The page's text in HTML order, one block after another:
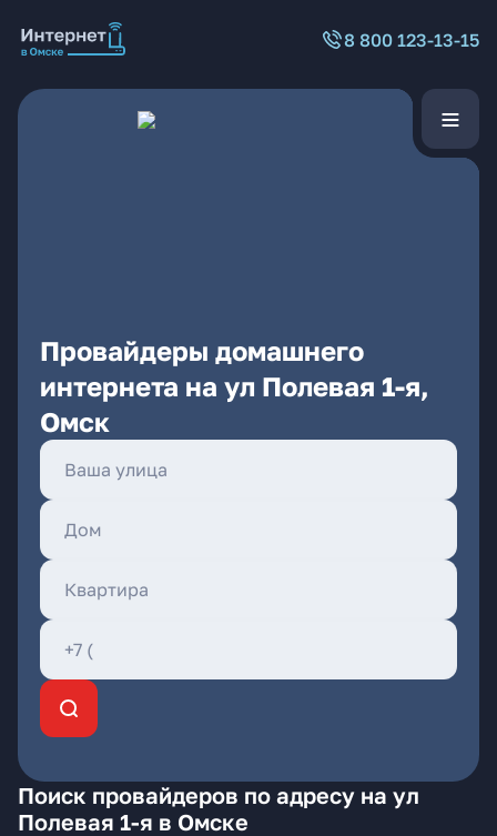
8 800 123-13-15
Провайдеры домашнего
интернета на ул Полевая 1-я,
Омск
Поиск провайдеров по адресу на ул
Полевая 1-я в Омске